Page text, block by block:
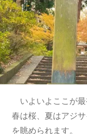
いよいよここが最
春は桜、夏はアジ
を眺められます。